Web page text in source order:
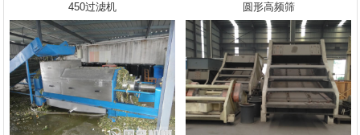
450过滤机 圆形高频筛